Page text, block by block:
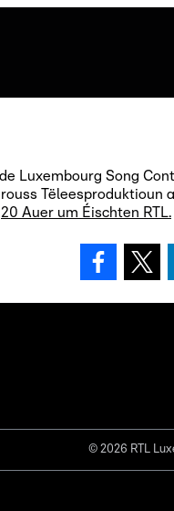
Luxembourg Song
Tëleesproduktioun
20 Auer um Éischten RTL.
© 2026 RTL